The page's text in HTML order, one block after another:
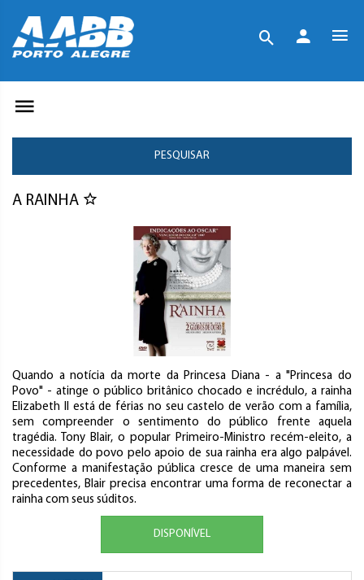
PESQUISAR
A RAINHA
Quando a notícia da morte da Princesa Diana - a "Princesa do
Povo" - atinge o público britânico chocado e incrédulo, a rainha
Elizabeth II está de férias no seu castelo de verão com a família,
sem compreender o sentimento do público frente aquela
tragédia. Tony Blair, o popular Primeiro-Ministro recém-eleito, a
necessidade do povo pelo apoio de sua rainha era algo palpável.
Conforme a manifestação pública cresce de uma maneira sem
precedentes, Blair precisa encontrar uma forma de reconectar a
rainha com seus súditos.
DISPONÍVEL